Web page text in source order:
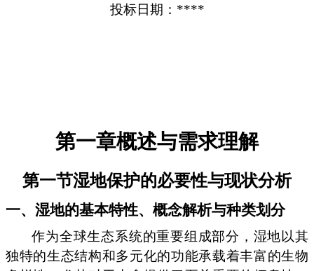
投标日期：****
第一章概述与需求理解
第一节湿地保护的必要性与现状分析
一、湿地的基本特性、概念解析与种类划分
作为全球生态系统的重要组成部分，湿地以其
独特的生态结构和多元化的功能承载着丰富的生物